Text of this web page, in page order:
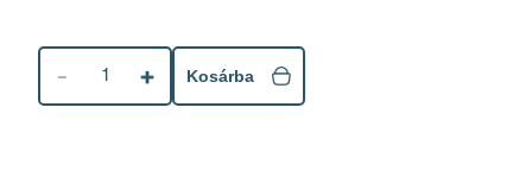
1 Kosárba